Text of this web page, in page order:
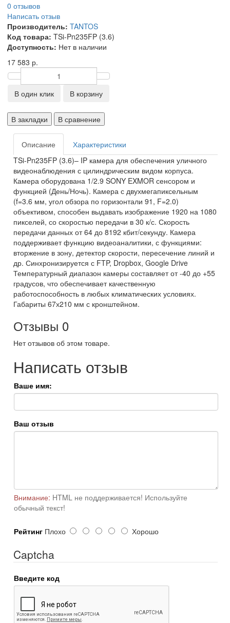
0 отзывов
Написать отзыв
Производитель: TANTOS
Код товара: TSi-Pn235FP (3.6)
Доступность: Нет в наличии
17 583 р.
В один клик В корзину
В закладки В сравнение
Описание
Характеристики
TSi-Pn235FP (3.6)– IP камера для обеспечения уличного
видеонаблюдения с цилиндрическим видом корпуса.
Камера оборудована 1/2.9 SONY EXMOR сенсором и
функцией (День/Ночь). Камера с двухмегапиксельным
(f=3.6 мм, угол обзора по горизонтали 91, F=2.0)
объективом, способен выдавать изображение 1920 на 1080
пикселей, со скоростью передачи в 30 к/с. Скорость
передачи данных от 64 до 8192 кбит/секунду. Камера
поддерживает функцию видеоаналитики, с функциями:
вторжение в зону, детектор скорости, пересечение линий и
др. Синхронизируется с FTP, Dropbox, Google Drive
Температурный диапазон камеры составляет от -40 до +55
градусов, что обеспечивает качественную
работоспособность в любых климатических условиях.
Габариты 67х210 мм с кронштейном.
Отзывы 0
Нет отзывов об этом товаре.
Написать отзыв
Ваше имя:
Ваш отзыв
Внимание: HTML не поддерживается! Используйте
обычный текст!
Рейтинг Плохо Хорошо
Captcha
Введите код